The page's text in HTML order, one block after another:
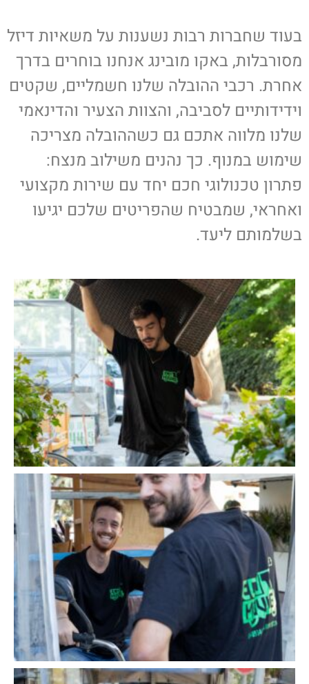
בעוד שחברות רבות נשענות על משאיות דיזל
מסורבלות, באקו מובינג אנחנו בוחרים בדרך
אחרת. רכבי ההובלה שלנו חשמליים, שקטים
וידידותיים לסביבה, והצוות הצעיר והדינאמי
שלנו מלווה אתכם גם כשההובלה מצריכה
שימוש במנוף. כך נהנים משילוב מנצח:
פתרון טכנולוגי חכם יחד עם שירות מקצועי
ואחראי, שמבטיח שהפריטים שלכם יגיעו
בשלמותם ליעד.